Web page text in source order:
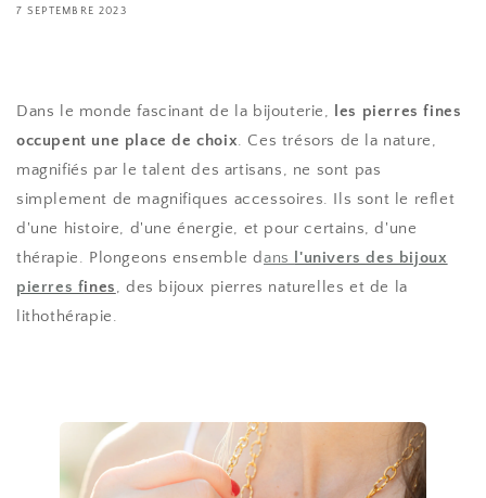
7 SEPTEMBRE 2023
Dans le monde fascinant de la bijouterie,
les pierres fines
occupent une place de choix. Ces trésors de la nature,
magnifiés par le talent des artisans, ne sont pas
simplement de magnifiques accessoires. Ils sont le reflet
d'une histoire, d'une énergie, et pour certains, d'une
thérapie. Plongeons ensemble dans
l'univers des bijoux
pierres fines, des bijoux pierres naturelles et de la
lithothérapie.